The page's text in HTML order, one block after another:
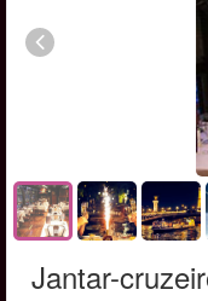
Jantar-